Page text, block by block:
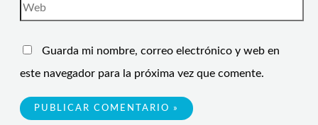
Guarda mi nombre, correo electrónico y web en
este navegador para la próxima vez que comente.